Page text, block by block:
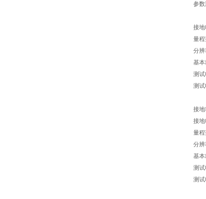
参数
接地
量
分
基
测
测
接地
接地
量
分
基
测
测